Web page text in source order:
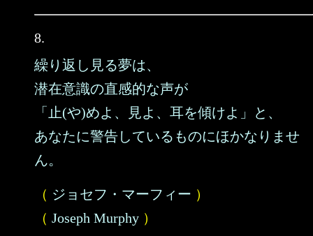
8.
繰り返し見る夢は、
潜在意識の直感的な声が
「止(や)めよ、見よ、耳を傾けよ」と、
あなたに警告しているものにほかなりませ
ん。
（ ジョセフ・マーフィー ）
（ Joseph Murphy ）